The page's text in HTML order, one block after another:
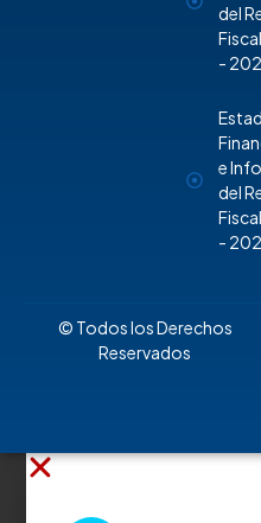
del
-
e
del
-
© Todos los Derechos
Reservados